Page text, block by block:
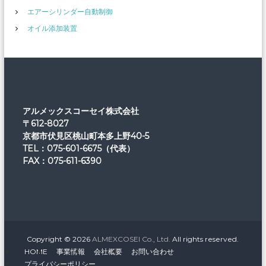
エアーシリンダー自動制御
オイル添加装置
アルメックスコーセイ株式会社
〒612-8027
京都市伏見区桃山町本多上野40-5
TEL：075-601-6675（代表）
FAX：075-611-6390
Copyright © 2026ALMEXCOSEI Co., Ltd. All rights reserved.
HOME
事業情報 会社概要
お問い合わせ
プライバシーポリシー